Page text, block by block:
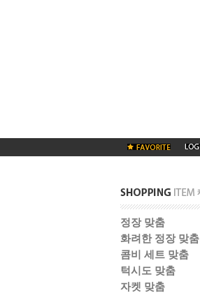
정장 맞춤
화려한 정장 맞춤
콤비 세트 맞춤
턱시도 맞춤
자켓 맞춤